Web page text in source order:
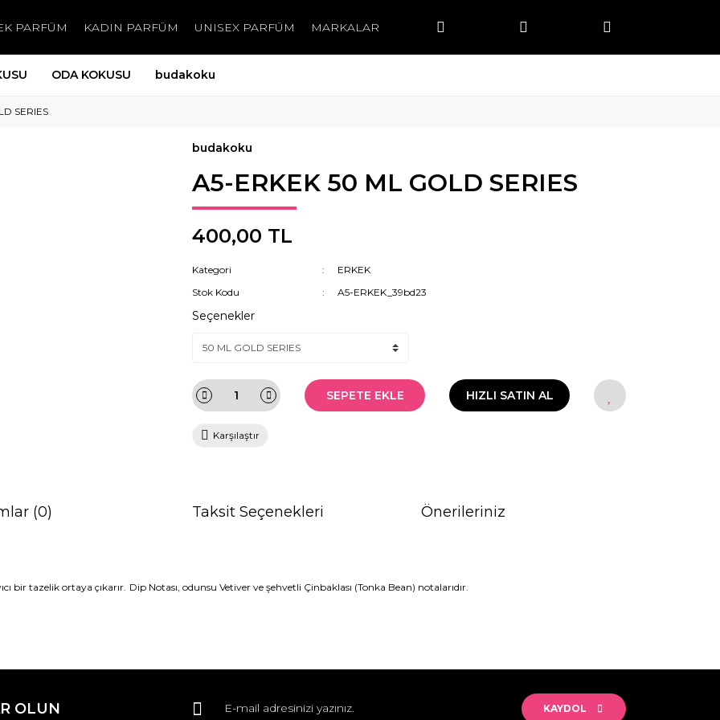
PARFÜM KADIN PARFÜM UNISEX PARFÜM MARKALAR
ODA KOKUSU budakoku
SERIES
budakoku
A5-ERKEK 50 ML GOLD SERIES
400,00 TL
Kategori
ERKEK
Stok Kodu
A5-ERKEK_39bd23
Seçenekler
SEPETE EKLE HIZLI SATIN AL
Karşılaştır
(0) Taksit Seçenekleri Önerileriniz
bir tazelik ortaya çıkarır. Dip Notası, odunsu Vetiver ve şehvetli Çinbaklası (Tonka Bean) notalarıdır.
OLUN KAYDOL